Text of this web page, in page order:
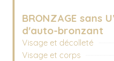
BRONZAGE sans
d'auto-bronzant
Visage et décolleté
Visage et corps